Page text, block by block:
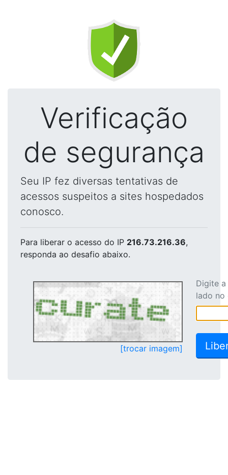
Verificação
de segurança
Seu IP fez diversas tentativas de
acessos suspeitos a sites hospedados
conosco.
Para liberar o acesso do IP 216.73.216.36,
responda ao desafio abaixo.
[trocar imagem]
Digite
lado no